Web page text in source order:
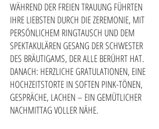
WÄHREND DER FREIEN TRAUUNG FÜHRTEN
IHRE LIEBSTEN DURCH DIE ZEREMONIE, MIT
PERSÖNLICHEM RINGTAUSCH UND DEM
SPEKTAKULÄREN GESANG DER SCHWESTER
DES BRÄUTIGAMS, DER ALLE BERÜHRT HAT.
DANACH: HERZLICHE GRATULATIONEN, EINE
HOCHZEITSTORTE IN SOFTEN PINK-TÖNEN,
GESPRÄCHE, LACHEN – EIN GEMÜTLICHER
NACHMITTAG VOLLER NÄHE.